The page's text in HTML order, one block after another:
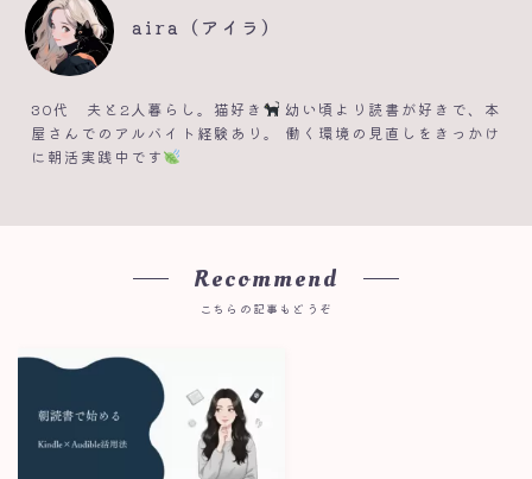
aira（アイラ）
30代 夫と2人暮らし。猫好き
幼い頃より読書が好きで、本
屋さんでのアルバイト経験あり。 働く環境の見直しをきっかけ
に朝活実践中です
Recommend
こちらの記事もどうぞ